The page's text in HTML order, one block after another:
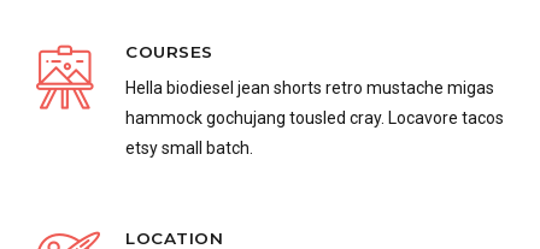
COURSES
Hella biodiesel jean shorts retro mustache migas
hammock gochujang tousled cray. Locavore tacos
etsy small batch.
LOCATION